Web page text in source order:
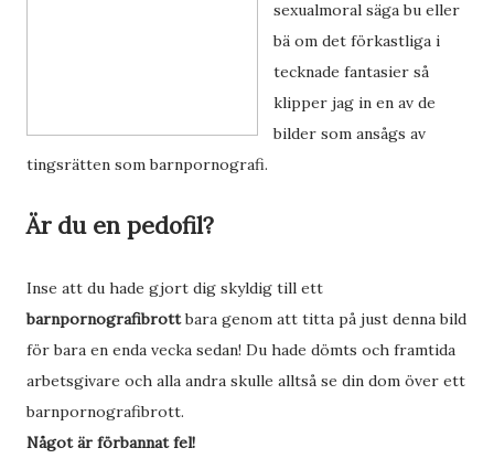
sexualmoral säga bu eller
bä om det förkastliga i
tecknade fantasier så
klipper jag in en av de
bilder som ansågs av
tingsrätten som barnpornografi.
Är du en pedofil?
Inse att du hade gjort dig skyldig till ett
barnpornografibrottbara genom att titta på just denna bild
för bara en enda vecka sedan! Du hade dömts och framtida
arbetsgivare och alla andra skulle alltså se din dom över ett
barnpornografibrott.
Något är förbannat fel!